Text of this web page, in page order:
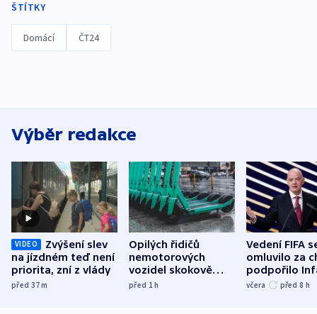
ŠTÍTKY
Domácí ČT24
Výběr redakce
VIDEO
Zvýšení slev
na jízdném teď není
priorita, zní z vlády
před 37m
Opilých řidičů
nemotorových
vozidel skokově
přibylo, nejvíc ve
před 1h
Vedení FIFA
omluvilo za
podpořilo
UEFA trvá na
včera před 8 h